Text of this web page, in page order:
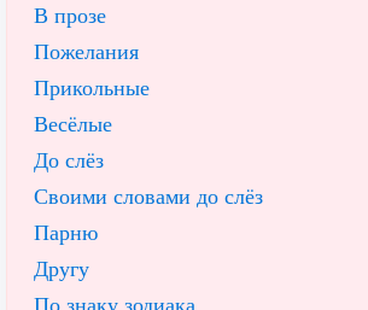
В прозе
Пожелания
Прикольные
Весёлые
До слёз
Своими словами до слёз
Парню
Другу